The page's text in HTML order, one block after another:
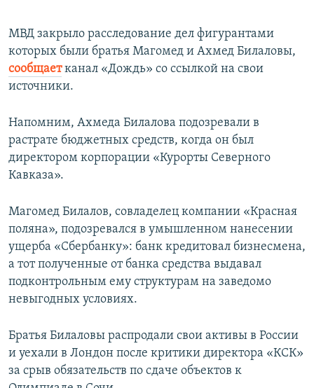
Все сайты РСЕ/РС
МВД закрыло расследование дел фигурантами
которых были братья Магомед и Ахмед Билаловы,
сообщаетканал «Дождь» со ссылкой на свои
источники.
Напомним, Ахмеда Билалова подозревали в
растрате бюджетных средств, когда он был
директором корпорации «Курорты Северного
Кавказа».
Магомед Билалов, совладелец компании «Красная
поляна», подозревался в умышленном нанесении
ущерба «Сбербанку»: банк кредитовал бизнесмена,
а тот полученные от банка средства выдавал
подконтрольным ему структурам на заведомо
невыгодных условиях.
Братья Билаловы распродали свои активы в России
и уехали в Лондон после критики директора «КСК»
за срыв обязательств по сдаче объектов к